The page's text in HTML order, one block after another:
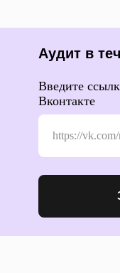
Аудит в
Введите
Вконтакте